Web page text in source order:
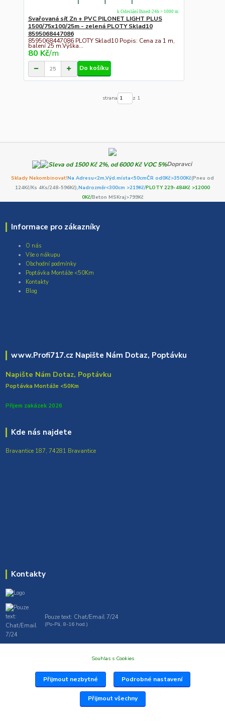
Svařovaná síť Zn + PVC PILONET LIGHT PLUS
1500/75x100/25m - zelená PLOTY Sklad10
8595068447086
8595068447086 PLOTY Sklad10 Popis: Cena za 1 m,
balení 25 m.Výška...
80 Kč/m
k Odeslání Ihned-24h > 1000 m
Do košíku
strana z 1
Dopravci
Sklady Nekombinovat!Na Adresu<2m,Výd.místa<50cmČR od0Kč>3500Kč(Pneu od
124Kč/Ks 4Ks/248-596Kč),Nadrozměr<300cm >219Kč/PLOTY 229-484Kč >12000
0Kč/Beton MSKraj>799Kč
Informace pro zákazníky
O nás
Vše o nákupu
Obchodní podmínky
Poptávka Montáže <50Km
Kontakty
Blog
www.Profi717.cz Napište Nám Dotaz, Poptávku
Napište Nám Dotaz, Poptávku
Poptávka Montáže <50Km
Přijem zakázek 2026
Kde nás najdete
Bravantice 187, 74281 Bravantice
Kontakty
Pouze text: Chat/Email 7/24
(Po-Pá, 8-16 hod.)
Souhlas s Cookies
Přijmout nezbytné Podrobné nastavení
Přijmout všechny